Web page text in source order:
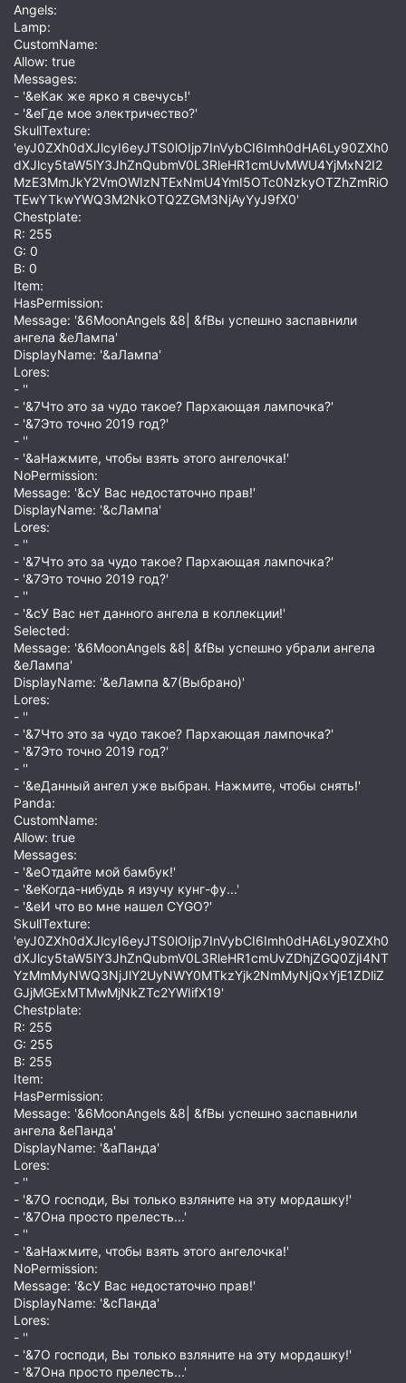
Angels:
Lamp:
CustomName:
Allow: true
Messages:
- '&eКак же ярко я свечусь!'
- '&eГде мое электричество?'
SkullTexture:
'eyJ0ZXh0dXJlcyI6eyJTS0lOIjp7InVybCI6Imh0dHA6Ly90ZXh0
dXJlcy5taW5lY3JhZnQubmV0L3RleHR1cmUvMWU4YjMxN2I2
MzE3MmJkY2VmOWIzNTExNmU4YmI5OTc0NzkyOTZhZmRiO
TEwYTkwYWQ3M2NkOTQ2ZGM3NjAyYyJ9fX0'
Chestplate:
R: 255
G: 0
B: 0
Item:
HasPermission:
Message: '&6MoonAngels &8| &fВы успешно заспавнили
ангела &eЛампа'
DisplayName: '&aЛампа'
Lores:
- ''
- '&7Что это за чудо такое? Пархающая лампочка?'
- '&7Это точно 2019 год?'
- ''
- '&aНажмите, чтобы взять этого ангелочка!'
NoPermission:
Message: '&cУ Вас недостаточно прав!'
DisplayName: '&cЛампа'
Lores:
- ''
- '&7Что это за чудо такое? Пархающая лампочка?'
- '&7Это точно 2019 год?'
- ''
- '&cУ Вас нет данного ангела в коллекции!'
Selected:
Message: '&6MoonAngels &8| &fВы успешно убрали ангела
&eЛампа'
DisplayName: '&eЛампа &7(Выбрано)'
Lores:
- ''
- '&7Что это за чудо такое? Пархающая лампочка?'
- '&7Это точно 2019 год?'
- ''
- '&eДанный ангел уже выбран. Нажмите, чтобы снять!'
Panda:
CustomName:
Allow: true
Messages:
- '&eОтдайте мой бамбук!'
- '&eКогда-нибудь я изучу кунг-фу...'
- '&eИ что во мне нашел CYGO?'
SkullTexture:
'eyJ0ZXh0dXJlcyI6eyJTS0lOIjp7InVybCI6Imh0dHA6Ly90ZXh0
dXJlcy5taW5lY3JhZnQubmV0L3RleHR1cmUvZDhjZGQ0ZjI4NT
YzMmMyNWQ3NjJlY2UyNWY0MTkzYjk2NmMyNjQxYjE1ZDliZ
GJjMGExMTMwMjNkZTc2YWIifX19'
Chestplate:
R: 255
G: 255
B: 255
Item:
HasPermission:
Message: '&6MoonAngels &8| &fВы успешно заспавнили
ангела &eПанда'
DisplayName: '&aПанда'
Lores:
- ''
- '&7О господи, Вы только взляните на эту мордашку!'
- '&7Она просто прелесть...'
- ''
- '&aНажмите, чтобы взять этого ангелочка!'
NoPermission:
Message: '&cУ Вас недостаточно прав!'
DisplayName: '&cПанда'
Lores:
- ''
- '&7О господи, Вы только взляните на эту мордашку!'
- '&7Она просто прелесть...'